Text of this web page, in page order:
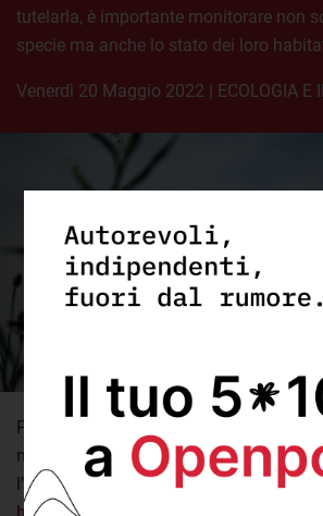
tutelarla, è importante monitorare non
specie ma anche lo stato dei loro
venerdì 20 Maggio 2022 | ECOLOGIA E
Per via del suo gradiente altitudinale, la
nord a sud e la sua complessità
l’Italia è un area con elevati livelli di